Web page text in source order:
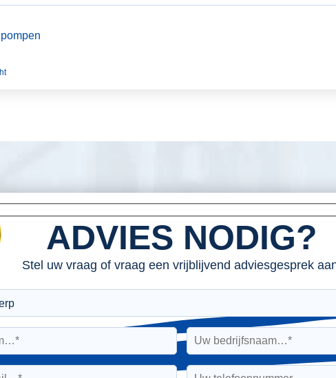
ADVIES NODIG?
Stel uw vraag of vraag een vrijblijvend adviesgesprek